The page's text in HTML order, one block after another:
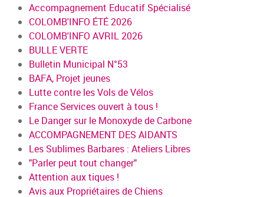
Accompagnement Educatif Spécialisé
COLOMB'INFO ÉTÉ 2026
COLOMB'INFO AVRIL 2026
BULLE VERTE
Bulletin Municipal N°53
BAFA, Projet jeunes
Lutte contre les Vols de Vélos
France Services ouvert à tous !
Le Danger sur le Monoxyde de Carbone
ACCOMPAGNEMENT DES AIDANTS
Les Sublimes Barbares : Ateliers Libres
"Parler peut tout changer"
Attention aux tiques !
Avis aux Propriétaires de Chiens